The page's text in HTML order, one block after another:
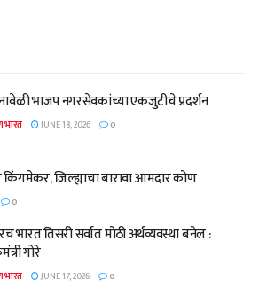
भाजप नगरसेवकांच्या एकजुटीचे प्रदर्शन
JUNE 18, 2026 0
जिल्ह्याचा बारावा आमदार कोण
0
भारत तिसरी सर्वात मोठी अर्थव्यवस्था बनेल :
गोरे
JUNE 17, 2026 0